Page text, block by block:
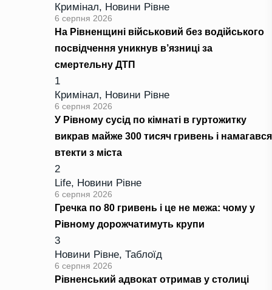
Кримінал, Новини Рівне
6 серпня 2026
На Рівненщині військовий без водійського
посвідчення уникнув в’язниці за
смертельну ДТП
1
Кримінал, Новини Рівне
6 серпня 2026
У Рівному сусід по кімнаті в гуртожитку
викрав майже 300 тисяч гривень і намагався
втекти з міста
2
Life, Новини Рівне
6 серпня 2026
Гречка по 80 гривень і це не межа: чому у
Рівному дорожчатимуть крупи
3
Новини Рівне, Таблоїд
6 серпня 2026
Рівненський адвокат отримав у столиці